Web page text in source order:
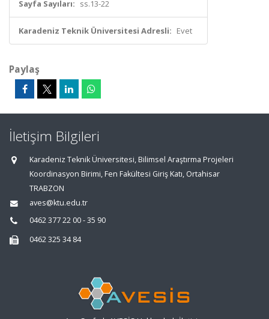
Sayfa Sayıları: ss.13-22
Karadeniz Teknik Üniversitesi Adresli: Evet
Paylaş
İletişim Bilgileri
Karadeniz Teknik Üniversitesi, Bilimsel Araştırma Projeleri
Koordinasyon Birimi, Fen Fakültesi Giriş Katı, Ortahisar
TRABZON
aves@ktu.edu.tr
0462 377 22 00 - 35 90
0462 325 34 84